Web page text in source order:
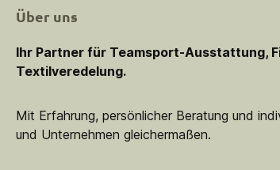
Über uns
Ihr Partner für Teamsport-Ausstattung,
Textilveredelung.
Mit Erfahrung, persönlicher Beratung und
und Unternehmen gleichermaßen.